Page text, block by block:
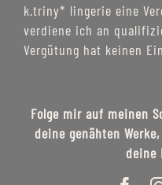
k.triny* lingerie eine
verdiene ich an
Vergütung hat keinen
Folge mir auf meinen
deine genähten
deine